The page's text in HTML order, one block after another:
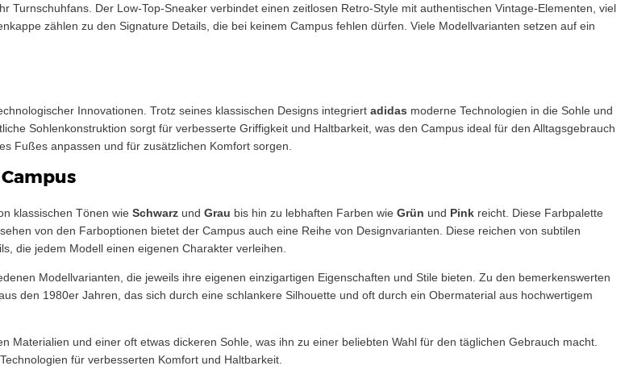
Der Low-Top-Sneaker verbindet einen zeitlosen Retro-Style mit authentischen Vintage-Elementen, viel
zählen zu den Signature Details, die bei keinem Campus fehlen dürfen. Viele Modellvarianten setzen auf ein
Innovationen. Trotz seines klassischen Designs integriert adidas moderne Technologien in die Sohle und
Sohlenkonstruktion sorgt für verbesserte Griffigkeit und Haltbarkeit, was den Campus ideal für den Alltagsgebrauch
Fußes anpassen und für zusätzlichen Komfort sorgen.
klassischen Tönen wie Schwarz und Grau bis hin zu lebhaften Farben wie Grün und Pink reicht. Diese Farbpalette
von den Farboptionen bietet der Campus auch eine Reihe von Designvarianten. Diese reichen von subtilen
die jedem Modell einen eigenen Charakter verleihen.
Modellvarianten, die jeweils ihre eigenen einzigartigen Eigenschaften und Stile bieten. Zu den bemerkenswerten
den 1980er Jahren, das sich durch eine schlankere Silhouette und oft durch ein Obermaterial aus hochwertigem
Materialien und einer oft etwas dickeren Sohle, was ihn zu einer beliebten Wahl für den täglichen Gebrauch macht.
für verbesserten Komfort und Haltbarkeit.